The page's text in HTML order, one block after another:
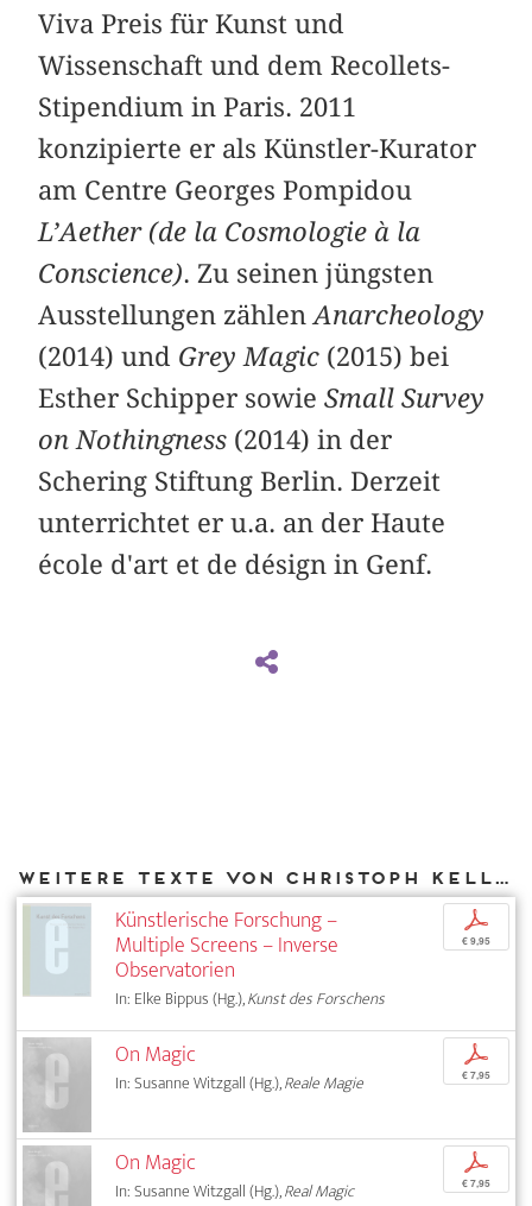
Viva Preis für Kunst und
Wissenschaft und dem Recollets-
Stipendium in Paris. 2011
konzipierte er als Künstler-Kurator
am Centre Georges Pompidou
L’Aether (de la Cosmologie à la
Conscience). Zu seinen jüngsten
Ausstellungen zählenAnarcheology
(2014) und Grey Magic (2015) bei
Esther Schipper sowieSmall Survey
on Nothingness (2014) in der
Schering Stiftung Berlin. Derzeit
unterrichtet er u.a. an der Haute
école d'art et de désign in Genf.
Weitere Texte von Christoph Keller bei DIAPHANES
Künstlerische Forschung –
Multiple Screens – Inverse
Observatorien
In: Elke Bippus (Hg.),Kunst des Forschens
p
€ 9,95
On Magic
In: Susanne Witzgall (Hg.),Reale Magie
p
€ 7,95
On Magic
In: Susanne Witzgall (Hg.),Real Magic
p
€ 7,95